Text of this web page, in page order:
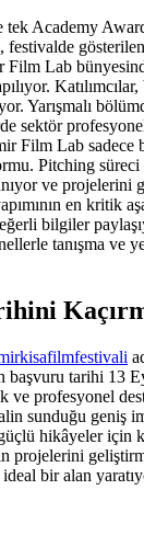
tek Academy
Film Lab
Yarışmalı
sektör
Film Lab sadece
Pitching süreci
ve projelerini
en kritik
bilgiler
tanışma ve
başvuru tarihi 13
ve profesyonel
sunduğu geniş
hikâyeler için
projelerini
bir alan